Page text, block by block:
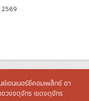
เอนเนอร์ยี่คอมเพล็กซ์ อา
วงจตุจักร เขตจตุจักร